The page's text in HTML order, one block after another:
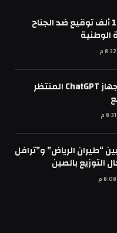
باريس.. نحو 100 ألف توقيع ضد الجناح
الوطنية
تقرير.. هذا هو جهاز ChatGPT المنتظر
“طيران الرياض” و”ترافل
بالصين